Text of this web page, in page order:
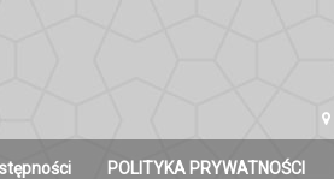
POLITYKA PRYWATNOŚCI